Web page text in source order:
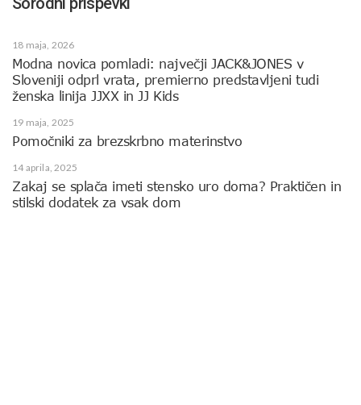
18 maja, 2026
Modna novica pomladi: največji JACK&JONES v
Sloveniji odprl vrata, premierno predstavljeni tudi
ženska linija JJXX in JJ Kids
19 maja, 2025
Pomočniki za brezskrbno materinstvo
14 aprila, 2025
Zakaj se splača imeti stensko uro doma? Praktičen in
stilski dodatek za vsak dom